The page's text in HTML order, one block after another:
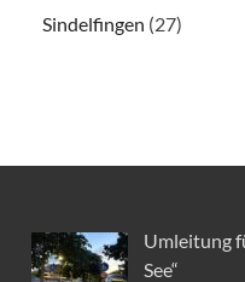
Sindelfingen (27)
Umleitung
See“